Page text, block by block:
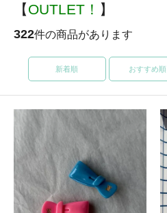
【OUTLET！ 】
322件の商品があります
新着順 おすすめ順